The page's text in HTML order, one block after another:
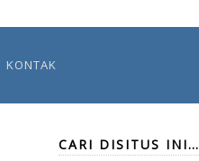
KONTAK
CARI DISITUS INI…